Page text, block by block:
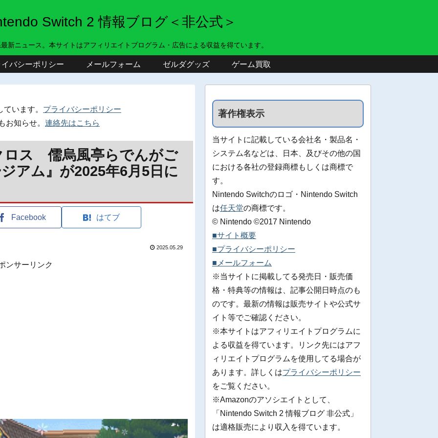
Switch 2 情報ブログ＜非公式＞
新ニュース。本サイトはアフィリエイトプログラム・広告による収益を得ています。
バシーポリシー メールフォーム ゼルダグッズ ゲーム買取
います。 プライバシーポリシー
お知らせ。 連絡先はこちら
ロス 儒烏風亭らでんがご
アム』が2025年6月5日に
Facebook はてブ
2025.05.29
ンサーリンク
著作権表示
当サイトに記載している会社名・製品名・
システム名などは、日本、及びその他の国
における各社の登録商標もしくは商標で
す。
Nintendo Switchのロゴ・Nintendo Switch
は任天堂の商標です。
© Nintendo ©2017 Nintendo
■サイト概要
■プライバシーポリシー
■メールフォーム
※当サイトに掲載してる発売日・販売価
格・特典等の情報は、記事公開日時点のも
のです。最新の情報は販売サイトや公式サ
イト等でご確認ください。
※本サイトはアフィリエイトプログラムに
よる収益を得ています。リンク先にはアフ
ィリエイトプログラムを使用してる場合が
あります。詳しくはプライバシーポリシー
をご覧ください。
※Amazonのアソシエイトとして、
「Nintendo Switch 2 情報ブログ 非公式」
は適格販売により収入を得ています。